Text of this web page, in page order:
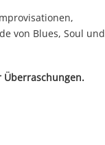
von Blues, Soul und
Überraschungen.